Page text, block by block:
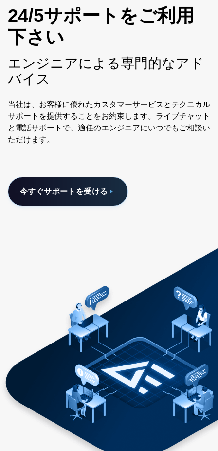
24/5サポートをご利用
下さい
エンジニアによる専門的なアド
バイス
当社は、お客様に優れたカスタマーサービスとテクニカル
サポートを提供することをお約束します。ライブチャット
と電話サポートで、適任のエンジニアにいつでもご相談い
ただけます。
今すぐサポートを受ける